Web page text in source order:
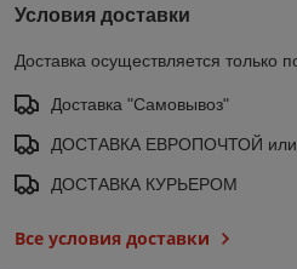
Условия доставки
Доставка осуществляется только
Доставка "Самовывоз"
ДОСТАВКА ЕВРОПОЧТОЙ или
ДОСТАВКА КУРЬЕРОМ
Все условия доставки